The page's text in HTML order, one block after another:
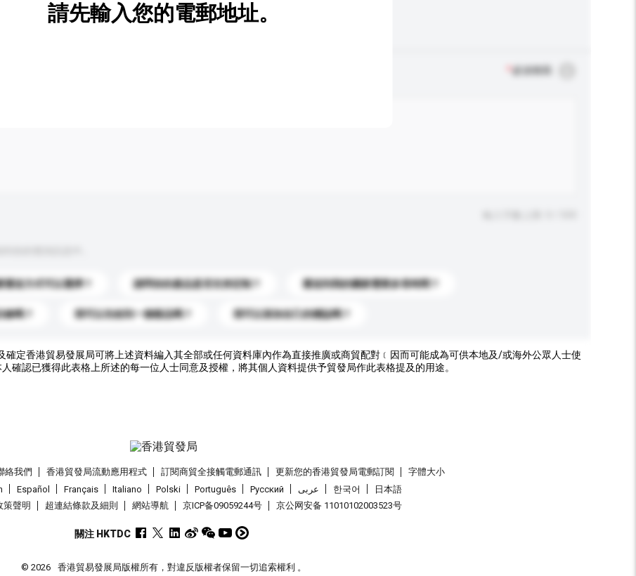
送方式可以選擇？ 請問你的產品是否支持定制？ 運送到我的國家需要多長時間？
嗎？ 我可以先收到一個樣品嗎？ 我可以添加自己的標誌嗎？
請先輸入您的電郵地址。
確定香港貿易發展局可將上述資料編入其全部或任何資料庫內作為直接推廣或商貿配對﹝因而可能成為可供本地及/或海外公眾人士使
確認已獲得此表格上所述的每一位人士同意及授權，將其個人資料提供予貿發局作此表格提及的用途。
絡我們 香港貿發局流動應用程式 訂閱商貿全接觸電郵通訊 更新您的香港貿發局電郵訂閱
字體大小
Español Français Italiano Polski Português Pусский عربى 한국어
日本語
策聲明 超連結條款及細則 網站導航 京ICP备09059244号 京公网安备 11010102003523号
關注 HKTDC
© 2026 香港貿易發展局版權所有，對違反版權者保留一切追索權利 。